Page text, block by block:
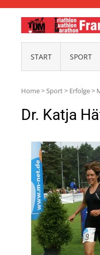
START SPORT
Home>Sport> Erfolge>
Dr. Katja